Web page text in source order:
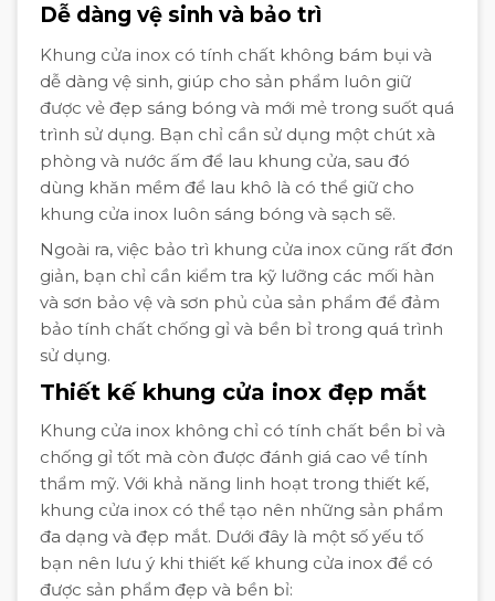
Dễ dàng vệ sinh và bảo trì
Khung cửa inox có tính chất không bám bụi và
dễ dàng vệ sinh, giúp cho sản phẩm luôn giữ
được vẻ đẹp sáng bóng và mới mẻ trong suốt quá
trình sử dụng. Bạn chỉ cần sử dụng một chút xà
phòng và nước ấm để lau khung cửa, sau đó
dùng khăn mềm để lau khô là có thể giữ cho
khung cửa inox luôn sáng bóng và sạch sẽ.
Ngoài ra, việc bảo trì khung cửa inox cũng rất đơn
giản, bạn chỉ cần kiểm tra kỹ lưỡng các mối hàn
và sơn bảo vệ và sơn phủ của sản phẩm để đảm
bảo tính chất chống gỉ và bền bỉ trong quá trình
sử dụng.
Thiết kế khung cửa inox đẹp mắt
Khung cửa inox không chỉ có tính chất bền bỉ và
chống gỉ tốt mà còn được đánh giá cao về tính
thẩm mỹ. Với khả năng linh hoạt trong thiết kế,
khung cửa inox có thể tạo nên những sản phẩm
đa dạng và đẹp mắt. Dưới đây là một số yếu tố
bạn nên lưu ý khi thiết kế khung cửa inox để có
được sản phẩm đẹp và bền bỉ: